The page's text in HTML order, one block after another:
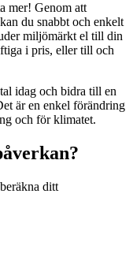
mer! Genom att
du snabbt och enkelt
miljömärkt el till din
i pris, eller till och
idag och bidra till en
är en enkel förändring
och för klimatet.
ditt